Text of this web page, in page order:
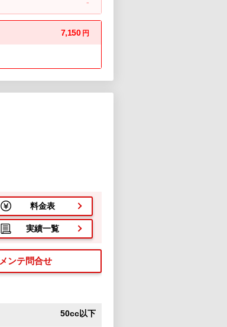
7,150 円
料金表
実績一覧
メンテ問合せ
50cc以下